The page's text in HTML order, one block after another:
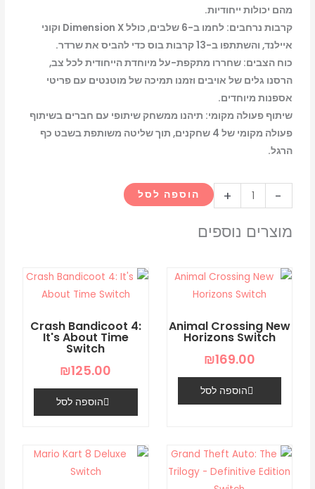
מהם יכולות ייחודיות.
קרבות נרחבים: לחמו ב-6 שלבים, כולל Dimension X וקוני
איילנד, והשתתפו ב-13 קרבות בוס כדי להביס את שרדר.
כוח הצבים: שחררו מתקפת-על מיוחדת הייחודית לכל צב,
הרסנו גלים של אויבים וזמנו תמיכה של מוטנטים עם פריטי
אספנות מיוחדים.
שיתוף פעולה מקומי: תיהנו ממשחק שיתופי עם חברים בשיתוף
פעולה מקומי של 4 שחקנים, תוך שליטה משותפת בשבט כף
הרגל.
-
של
teenage
turtles
arcade
of
mutants
+ הוספה לסל
מוצרים נוספים
Animal Crossing New
Horizons Switch
₪169.00
הוספה לסל
Crash Bandicoot 4:
It's About Time
Switch
₪125.00
הוספה לסל